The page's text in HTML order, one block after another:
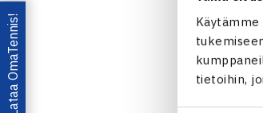
tietoihin,
Lataa OmaTennis!